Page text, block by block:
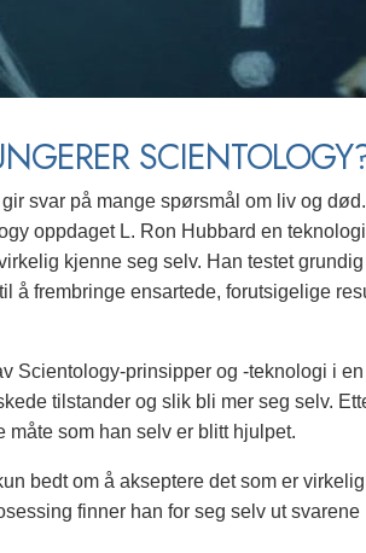
svar på mange spørsmål om liv og
oppdaget L. Ron Hubbard en
kjenne seg selv. Han testet
å frembringe ensartede, forutsigelige
Scientology-prinsipper og -teknologi i en
tilstander og slik bli mer seg selv.
måte som han selv er blitt hjulpet.
bedt om å akseptere det som er
finner han for seg selv ut